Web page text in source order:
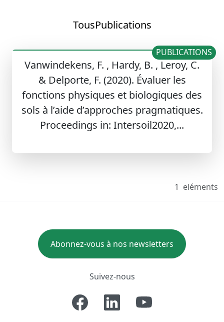
TousPublications
Vanwindekens, F. , Hardy, B. , Leroy, C.
& Delporte, F. (2020). Évaluer les
fonctions physiques et biologiques des
sols à l’aide d’approches pragmatiques.
Proceedings in: Intersoil2020,...
PUBLICATIONS
1 eléments
Abonnez-vous à nos newsletters
Suivez-nous